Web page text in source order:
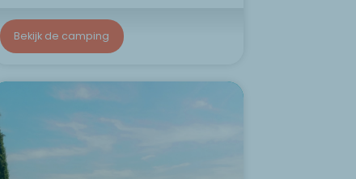
Bekijk de camping